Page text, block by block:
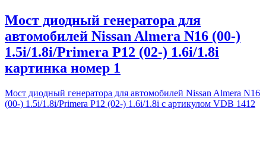
Мост диодный генератора для
автомобилей Nissan Almera N16 (00-)
1.5i/1.8i/Primera P12 (02-) 1.6i/1.8i
картинка номер 1
Мост диодный генератора для автомобилей Nissan Almera N16
(00-) 1.5i/1.8i/Primera P12 (02-) 1.6i/1.8i с артикулом VDB 1412